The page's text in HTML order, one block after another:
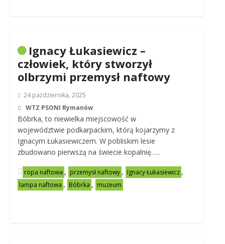
Ignacy Łukasiewicz –
człowiek, który stworzył
olbrzymi przemysł naftowy
24 października, 2025
WTZ PSONI Rymanów
Bóbrka, to niewielka miejscowość w
województwie podkarpackim, którą kojarzymy z
Ignacym Łukasiewiczem. W pobliskim lesie
zbudowano pierwszą na świecie kopalnię…..
ropa naftowa , przemysł naftowy , Ignacy Łukasiewicz ,
lampa naftowa , Bóbrka , muzeum